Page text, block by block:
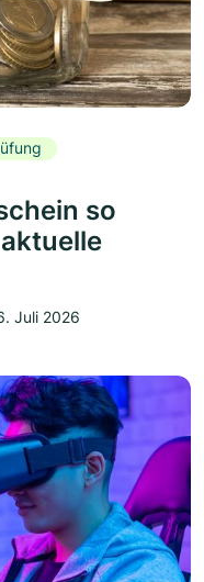
so
Juli 2026